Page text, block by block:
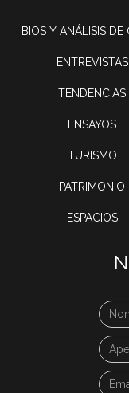
BIOS Y ANÁLISIS DE
ENTREVISTAS
TENDENCIAS
ENSAYOS
TURISMO
PATRIMONIO
ESPACIOS